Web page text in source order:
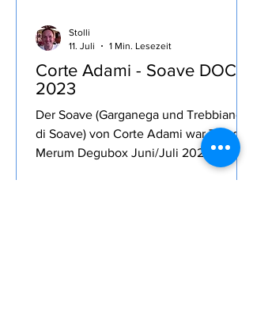
2023
Der Soave (Garganega und Trebbiano
di Soave) von Corte Adami war Teil der
Merum Degubox Juni/Juli 2024, sehr
Stolli
11. Juli
1 Min. Lesezeit